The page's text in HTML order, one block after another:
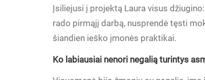
Įsiliejusi į projektą Laura visus
rado pirmąjį darbą, nusprendė tęsti
šiandien ieško įmonės praktikai.
Ko labiausiai nenori negalią turintys